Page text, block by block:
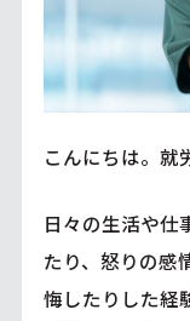
こんにちは。就
日々の生活や仕
たり、怒りの感
悔したりした経